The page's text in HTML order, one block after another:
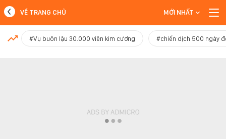
MỚI NHẤT
VỀ TRANG CHỦ MỚI NHẤT
#Vụ buôn lậu 30.000 viên kim cương #chiến dịch 500 ngày